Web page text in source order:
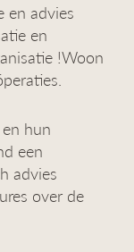
en advies
en
!Woon
hun
een
advies
over de